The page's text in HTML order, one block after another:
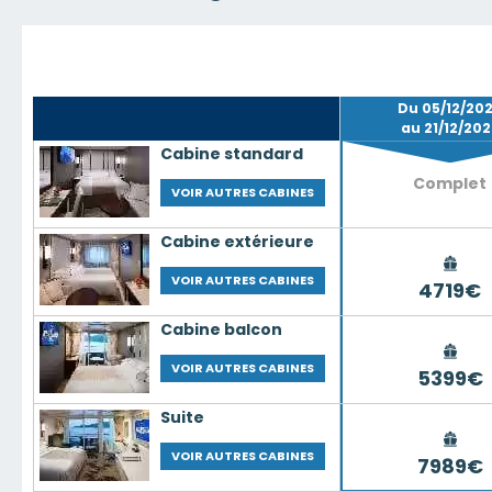
Cabine standard
VOIR AUTRES CABINES
Cabine extérieure
VOIR AUTRES CABINES
Cabine balcon
VOIR AUTRES CABINES
Suite
VOIR AUTRES CABINES
Du 05/12/
au 21/12/
Complet
4719€
5399€
7989€